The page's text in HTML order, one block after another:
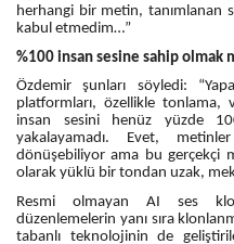
herhangi bir metin, tanımlanan
kabul etmedim…”
%100 insan sesine sahip olmak
Özdemir şunları söyledi:
platformları, özellikle tonlama,
insan sesini henüz yüzde
yakalayamadı. Evet,
dönüşebiliyor ama bu gerçekçi
olarak yüklü bir tondan uzak,
Resmi olmayan AI ses
düzenlemelerin yanı sıra
tabanlı teknolojinin de